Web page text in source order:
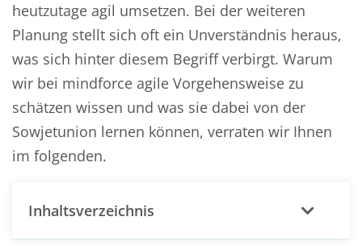
heutzutage agil umsetzen. Bei der weiteren
Planung stellt sich oft ein Unverständnis heraus,
was sich hinter diesem Begriff verbirgt. Warum
wir bei mindforce agile Vorgehensweise zu
schätzen wissen und was sie dabei von der
Sowjetunion lernen können, verraten wir Ihnen
im folgenden.
Inhaltsverzeichnis